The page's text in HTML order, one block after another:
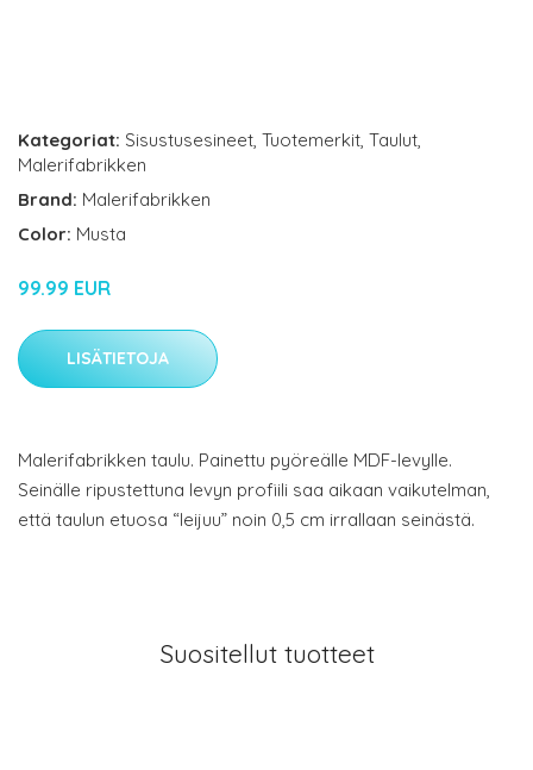
Kategoriat: Sisustusesineet, Tuotemerkit, Taulut,
Malerifabrikken
Brand: Malerifabrikken
Color: Musta
99.99 EUR
LISÄTIETOJA
Malerifabrikken taulu. Painettu pyöreälle MDF-levylle.
Seinälle ripustettuna levyn profiili saa aikaan vaikutelman,
että taulun etuosa “leijuu” noin 0,5 cm irrallaan seinästä.
Suositellut tuotteet